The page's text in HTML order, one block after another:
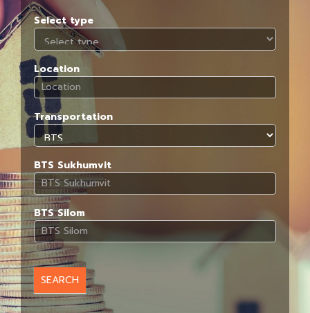
Select type
Location
Transportation
BTS Sukhumvit
BTS Silom
SEARCH